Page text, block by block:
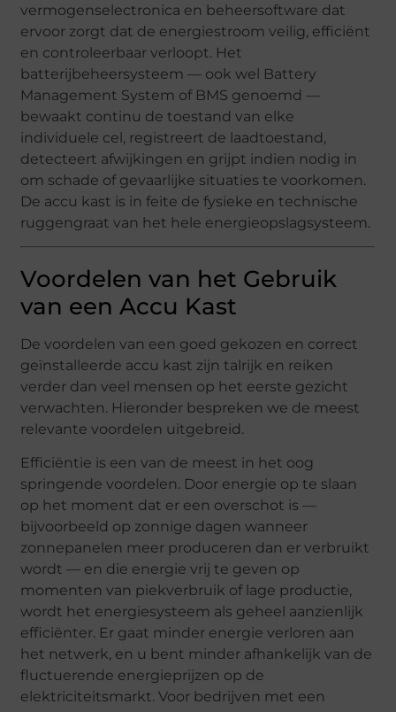
vermogenselectronica en beheersoftware dat
ervoor zorgt dat de energiestroom veilig, efficiënt
en controleerbaar verloopt. Het
batterijbeheersysteem — ook wel Battery
Management System of BMS genoemd —
bewaakt continu de toestand van elke
individuele cel, registreert de laadtoestand,
detecteert afwijkingen en grijpt indien nodig in
om schade of gevaarlijke situaties te voorkomen.
De accu kast is in feite de fysieke en technische
ruggengraat van het hele energieopslagsysteem.
Voordelen van het Gebruik
van een Accu Kast
De voordelen van een goed gekozen en correct
geïnstalleerde accu kast zijn talrijk en reiken
verder dan veel mensen op het eerste gezicht
verwachten. Hieronder bespreken we de meest
relevante voordelen uitgebreid.
Efficiëntie is een van de meest in het oog
springende voordelen. Door energie op te slaan
op het moment dat er een overschot is —
bijvoorbeeld op zonnige dagen wanneer
zonnepanelen meer produceren dan er verbruikt
wordt — en die energie vrij te geven op
momenten van piekverbruik of lage productie,
wordt het energiesysteem als geheel aanzienlijk
efficiënter. Er gaat minder energie verloren aan
het netwerk, en u bent minder afhankelijk van de
fluctuerende energieprijzen op de
elektriciteitsmarkt. Voor bedrijven met een